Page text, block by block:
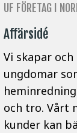
UF FÖRETAG I
Affärsidé
Vi skapar
ungdomar
och tro. Vårt
kunder kan